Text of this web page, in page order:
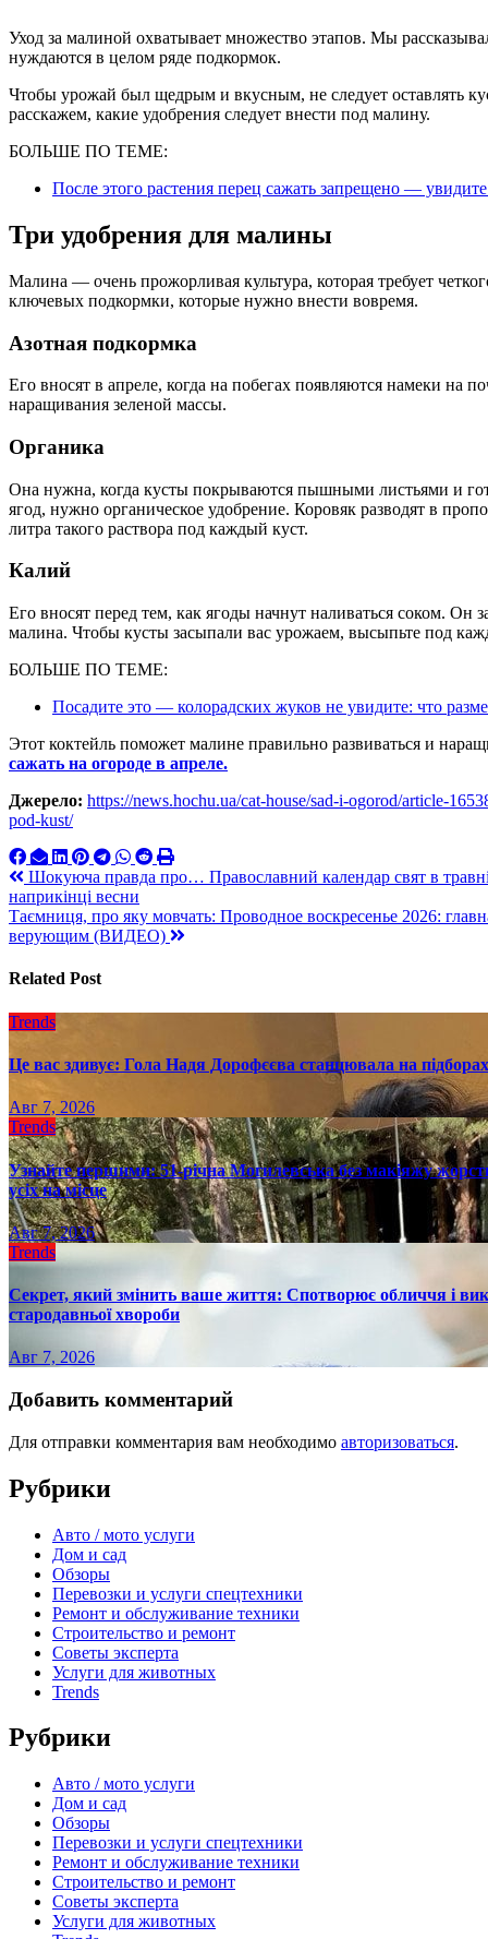
Уход за малиной охватывает множество этапов. Мы
нуждаются в целом ряде подкормок.
Чтобы урожай был щедрым и вкусным, не следует оставлять
расскажем, какие удобрения следует внести под малину.
БОЛЬШЕ ПО ТЕМЕ:
После этого растения перец сажать запрещено —
Три удобрения для малины
Малина — очень прожорливая культура, которая требует
ключевых подкормки, которые нужно внести вовремя.
Азотная подкормка
Его вносят в апреле, когда на побегах появляются намеки на
наращивания зеленой массы.
Органика
Она нужна, когда кусты покрываются пышными листьями и
ягод, нужно органическое удобрение. Коровяк разводят в
литра такого раствора под каждый куст.
Калий
Его вносят перед тем, как ягоды начнут наливаться соком. Он
малина. Чтобы кусты засыпали вас урожаем, высыпьте под
БОЛЬШЕ ПО ТЕМЕ:
Посадите это — колорадских жуков не увидите: что
Этот коктейль поможет малине правильно развиваться и
сажать на огороде в апреле.
Джерело: https://news.hochu.ua/cat-house/sad-i-ogorod/article-
pod-kust/
Навигация
по
записям
Шокуюча правда про… Православний календар свят в травні
наприкінці весни
Таємниця, про яку мовчать: Проводное воскресенье 2026:
верующим (ВИДЕО)
Related Post
Trends
Це вас здивує: Гола Надя Дорофєєва станцювала на
Авг 7, 2026
Trends
Узнайте першими: 51-річна Могилевська без макіяжу
усіх на місце
Авг 7, 2026
Trends
Секрет, який змінить ваше життя: Спотворює обличчя і
стародавньої хвороби
Авг 7, 2026
Добавить комментарий
Для отправки комментария вам необходимо авторизоваться.
Рубрики
Авто / мото услуги
Дом и сад
Обзоры
Перевозки и услуги спецтехники
Ремонт и обслуживание техники
Строительство и ремонт
Советы эксперта
Услуги для животных
Trends
Рубрики
Авто / мото услуги
Дом и сад
Обзоры
Перевозки и услуги спецтехники
Ремонт и обслуживание техники
Строительство и ремонт
Советы эксперта
Услуги для животных